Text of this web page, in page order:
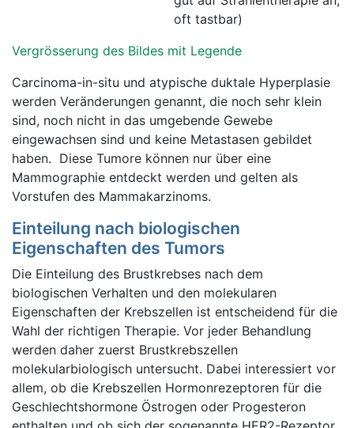
oft tastbar)
Vergrösserung des Bildes mit Legende
Carcinoma-in-situ und atypische duktale Hyperplasie
werden Veränderungen genannt, die noch sehr klein
sind, noch nicht in das umgebende Gewebe
eingewachsen sind und keine Metastasen gebildet
haben. Diese Tumore können nur über eine
Mammographie entdeckt werden und gelten als
Vorstufen des Mammakarzinoms.
Einteilung nach biologischen
Eigenschaften des Tumors
Die Einteilung des Brustkrebses nach dem
biologischen Verhalten und den molekularen
Eigenschaften der Krebszellen ist entscheidend für die
Wahl der richtigen Therapie. Vor jeder Behandlung
werden daher zuerst Brustkrebszellen
molekularbiologisch untersucht. Dabei interessiert vor
allem, ob die Krebszellen Hormonrezeptoren für die
Geschlechtshormone Östrogen oder Progesteron